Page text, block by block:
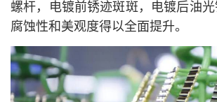
螺杆，电镀前锈迹斑斑，电镀后油
腐蚀性和美观度得以全面提升。